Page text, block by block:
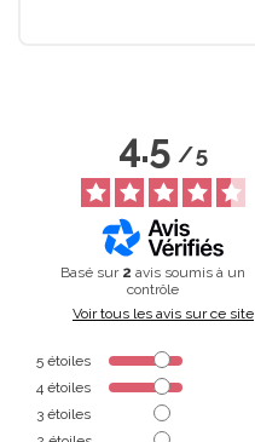
4.5/5
Basé sur 2 avis soumis à un
contrôle
Voir tous les avis sur ce site
5 étoiles
4 étoiles
3 étoiles